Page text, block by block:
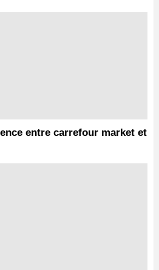
entre carrefour market et